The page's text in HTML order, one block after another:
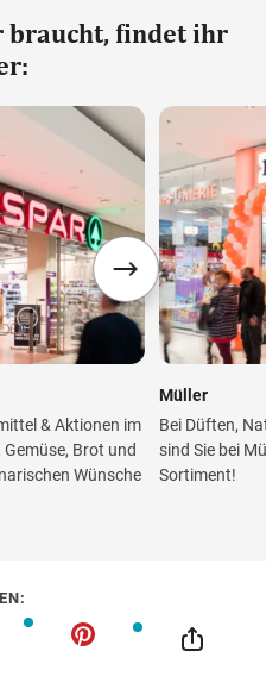
braucht, findet ihr
& Aktionen im
Brot und
Wünsche
Müller
Bei Düften,
sind Sie bei
Sortiment!